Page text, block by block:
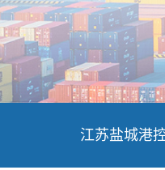
江苏盐城港